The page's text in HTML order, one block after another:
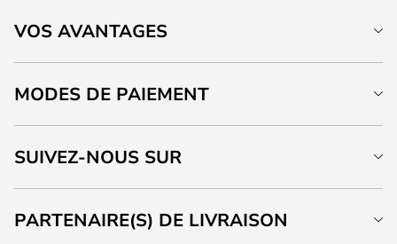
VOS AVANTAGES
MODES DE PAIEMENT
SUIVEZ-NOUS SUR
PARTENAIRE(S) DE LIVRAISON